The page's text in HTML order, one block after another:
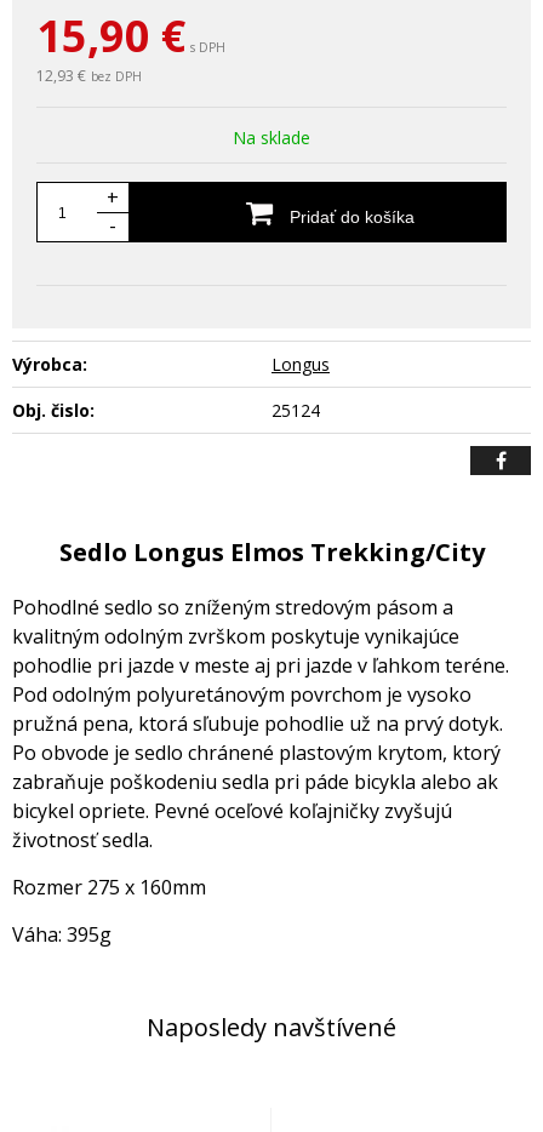
15,90 € s DPH
12,93 € bez DPH
Na sklade
+
-
Pridať do košíka
Výrobca:
Longus
Obj. čislo:
25124
Sedlo Longus Elmos Trekking/City
Pohodlné sedlo so zníženým stredovým pásom a
kvalitným odolným zvrškom poskytuje vynikajúce
pohodlie pri jazde v meste aj pri jazde v ľahkom teréne.
Pod odolným polyuretánovým povrchom je vysoko
pružná pena, ktorá sľubuje pohodlie už na prvý dotyk.
Po obvode je sedlo chránené plastovým krytom, ktorý
zabraňuje poškodeniu sedla pri páde bicykla alebo ak
bicykel opriete. Pevné oceľové koľajničky zvyšujú
životnosť sedla.
Rozmer 275 x 160mm
Váha: 395g
Naposledy navštívené